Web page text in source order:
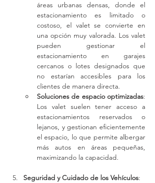
áreas urbanas densas, donde el
estacionamiento es limitado o
costoso, el valet se convierte en
una opción muy valorada. Los valet
pueden gestionar el
estacionamiento en garajes
cercanos o lotes designados que
no estarían accesibles para los
clientes de manera directa.
Soluciones de espacio optimizadas:
Los valet suelen tener acceso a
estacionamientos reservados o
lejanos, y gestionan eficientemente
el espacio, lo que permite albergar
más autos en áreas pequeñas,
maximizando la capacidad.
Seguridad y Cuidado de los Vehículos: